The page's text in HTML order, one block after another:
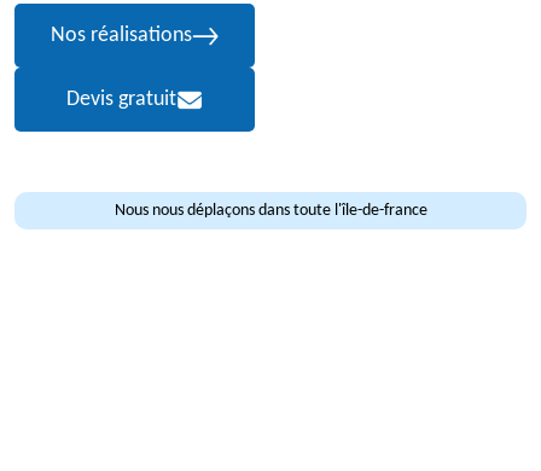
Nos réalisations
Devis gratuit
Nous nous déplaçons dans toute l'île-de-france